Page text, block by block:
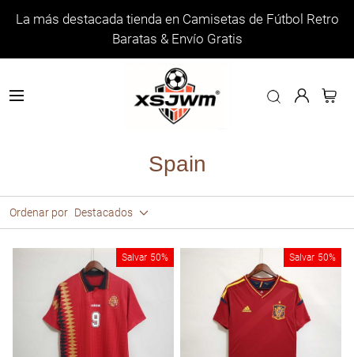
La más destacada tienda en Camisetas de Fútbol Retro
Baratas & Envío Gratis
Spain
Ordenar por Destacados
Salvar 50% Salvar 50%